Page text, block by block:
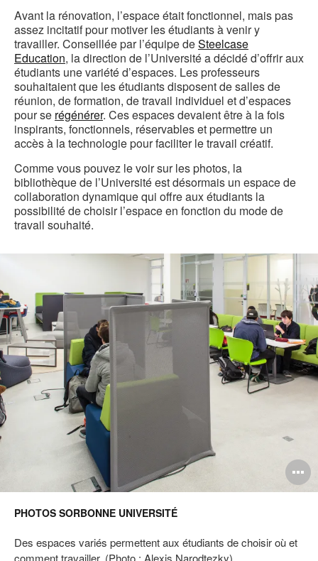
Avant la rénovation, l’espace était fonctionnel, mais pas
assez incitatif pour motiver les étudiants à venir y
travailler. Conseillée par l’équipe deSteelcase
Education, la direction de l’Université a décidé d’offrir aux
étudiants une variété d’espaces. Les professeurs
souhaitaient que les étudiants disposent de salles de
réunion, de formation, de travail individuel et d’espaces
pour se régénérer. Ces espaces devaient être à la fois
inspirants, fonctionnels, réservables et permettre un
accès à la technologie pour faciliter le travail créatif.
Comme vous pouvez le voir sur les photos, la
bibliothèque de l’Université est désormais un espace de
collaboration dynamique qui offre aux étudiants la
possibilité de choisir l’espace en fonction du mode de
travail souhaité.
Université
PHOTOS SORBONNE UNIVERSITÉ
Des espaces variés permettent aux étudiants de choisir où et